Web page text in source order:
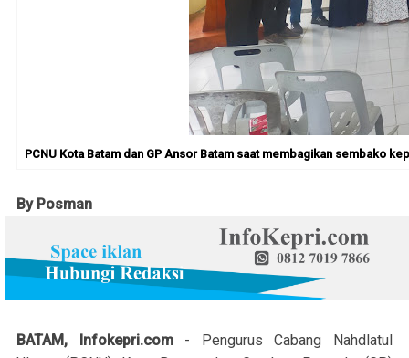
PCNU Kota Batam dan GP Ansor Batam saat membagikan sembako
By Posman
BATAM, Infokepri.com- Pengurus Cabang Nahdlatul